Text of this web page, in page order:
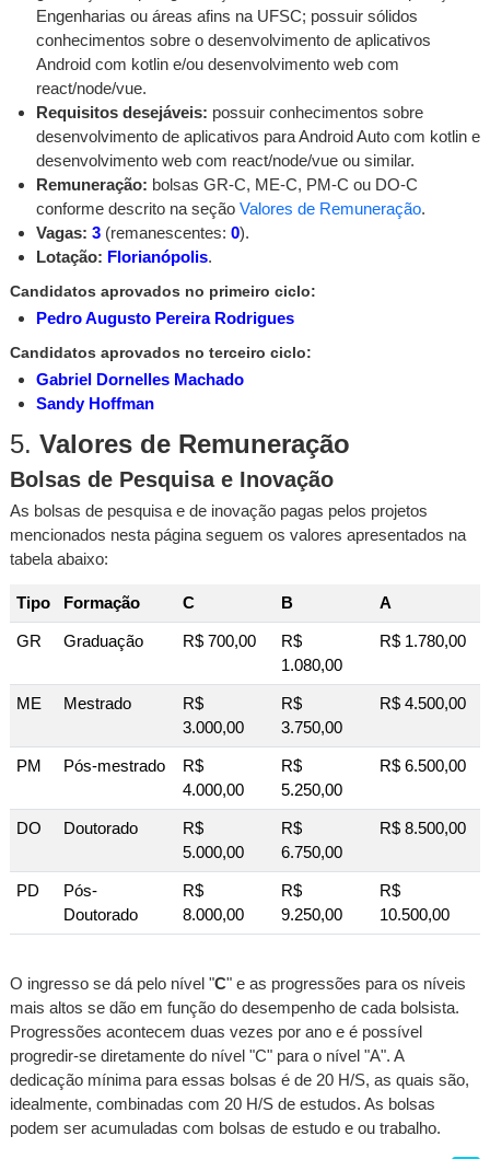
Engenharias ou áreas afins na UFSC; possuir sólidos
conhecimentos sobre o desenvolvimento de aplicativos
Android com kotlin e/ou desenvolvimento web com
react/node/vue.
Requisitos desejáveis: possuir conhecimentos sobre
desenvolvimento de aplicativos para Android Auto com kotlin e
desenvolvimento web com react/node/vue ou similar.
Remuneração: bolsas GR-C, ME-C, PM-C ou DO-C
conforme descrito na seção Valores de Remuneração.
Vagas: 3 (remanescentes: 0).
Lotação: Florianópolis.
Candidatos aprovados no primeiro ciclo:
Pedro Augusto Pereira Rodrigues
Candidatos aprovados no terceiro ciclo:
Gabriel Dornelles Machado
Sandy Hoffman
5. Valores de Remuneração
Bolsas de Pesquisa e Inovação
As bolsas de pesquisa e de inovação pagas pelos projetos
mencionados nesta página seguem os valores apresentados na
tabela abaixo:
Tipo Formação C B A
GR Graduação R$ 700,00
R$
1.080,00
R$ 1.780,00
ME Mestrado
R$
3.000,00
R$
3.750,00
R$ 4.500,00
PM Pós-mestrado
R$
4.000,00
R$
5.250,00
R$ 6.500,00
DO Doutorado
R$
5.000,00
R$
6.750,00
R$ 8.500,00
PD
Pós-
Doutorado
R$
8.000,00
R$
9.250,00
R$
10.500,00
O ingresso se dá pelo nível "C" e as progressões para os níveis
mais altos se dão em função do desempenho de cada bolsista.
Progressões acontecem duas vezes por ano e é possível
progredir-se diretamente do nível "C" para o nível "A". A
dedicação mínima para essas bolsas é de 20 H/S, as quais são,
idealmente, combinadas com 20 H/S de estudos. As bolsas
podem ser acumuladas com bolsas de estudo e ou trabalho.